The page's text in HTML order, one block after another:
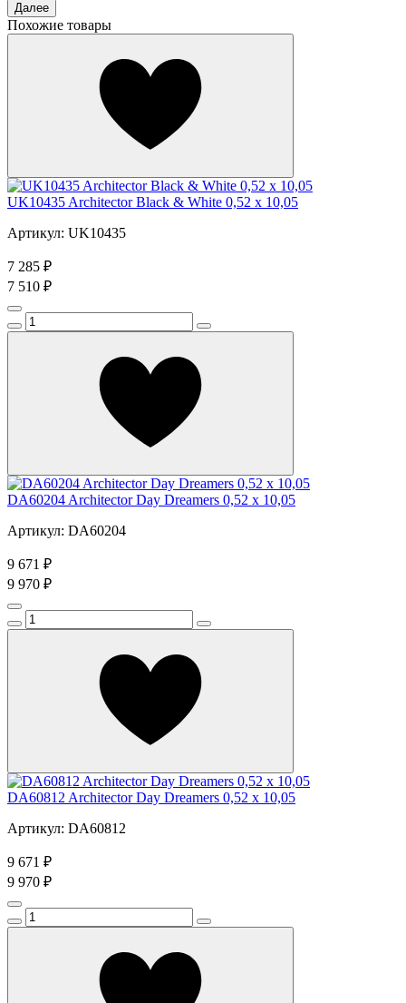
Далее
Похожие товары
UK10435 Architector Black & White 0,52 x 10,05
Артикул: UK10435
7 285 ₽
7 510 ₽
DA60204 Architector Day Dreamers 0,52 x 10,05
Артикул: DA60204
9 671 ₽
9 970 ₽
DA60812 Architector Day Dreamers 0,52 x 10,05
Артикул: DA60812
9 671 ₽
9 970 ₽